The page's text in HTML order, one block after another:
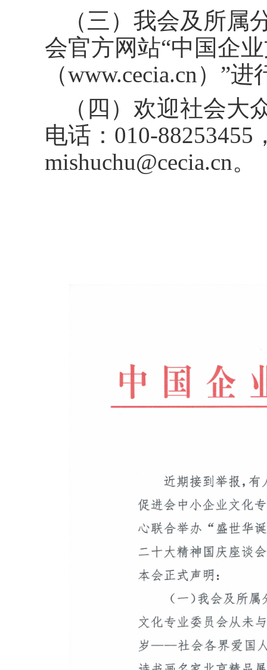
（三）我会及所属
会官方网站“中国企
（www.cecia.cn）”
（四）欢迎社会大
电话：010-
mishuchu@cecia.cn。